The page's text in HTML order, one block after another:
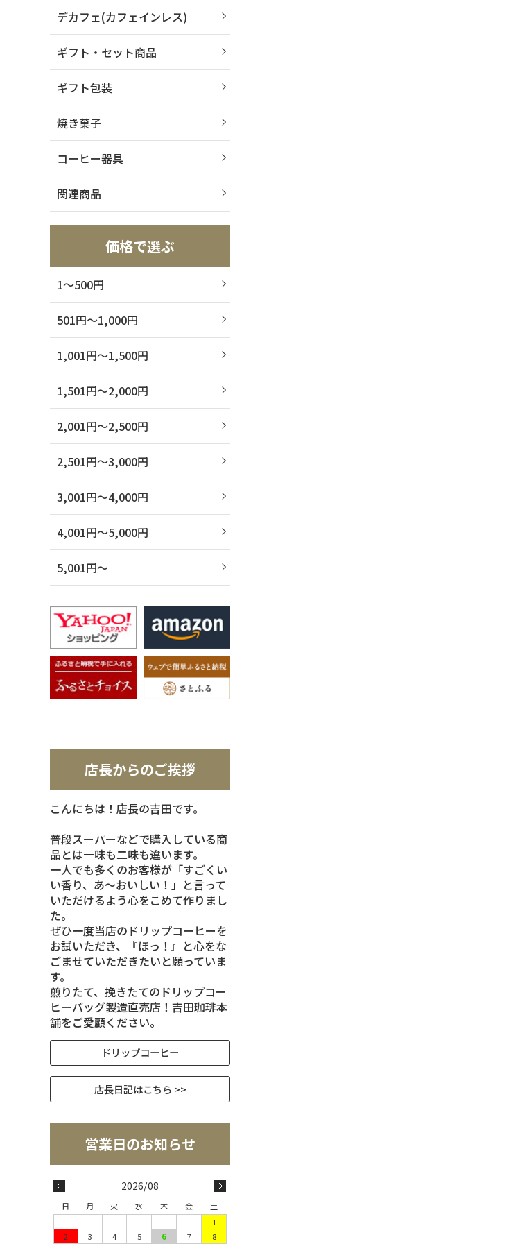
デカフェ(カフェインレス)
ギフト・セット商品
ギフト包装
焼き菓子
コーヒー器具
関連商品
価格で選ぶ
1～500円
501円～1,000円
1,001円～1,500円
1,501円～2,000円
2,001円～2,500円
2,501円～3,000円
3,001円～4,000円
4,001円～5,000円
5,001円～
店長からのご挨拶
こんにちは！店長の吉田です。
普段スーパーなどで購入している商
品とは一味も二味も違います。
一人でも多くのお客様が「すごくい
い香り、あ～おいしい！」と言って
いただけるよう心をこめて作りまし
た。
ぜひ一度当店のドリップコーヒーを
お試いただき、『ほっ！』と心をな
ごませていただきたいと願っていま
す。
煎りたて、挽きたてのドリップコー
ヒーバッグ製造直売店！吉田珈琲本
舗をご愛顧ください。
ドリップコーヒー
店長日記はこちら >>
2026/08
日 月 火 水 木 金
土
1
2
3 4 5 6 7 8